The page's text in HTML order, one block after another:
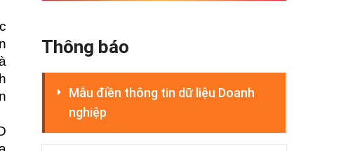
Thông báo
Mẫu điền thông tin dữ liệu Doanh
nghiệp